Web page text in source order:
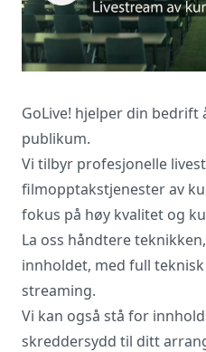
GoLive! hjelper din
publikum.
Vi tilbyr profesjonelle
filmopptakstjenester av
fokus på høy kvalitet og
La oss håndtere
innholdet, med full
streaming.
Vi kan også stå for
skreddersydd til ditt
Vi innhenter
råd og
gjennomgår
viktige frister.
for deg som